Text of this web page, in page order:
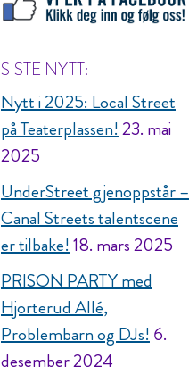
SISTE NYTT:
Nytt i 2025: Local Street
på Teaterplassen!23. mai
2025
UnderStreet gjenoppstår –
Canal Streets talentscene
er tilbake!18. mars 2025
PRISON PARTY med
Hjorterud Allé,
Problembarn og DJs! 6.
desember 2024